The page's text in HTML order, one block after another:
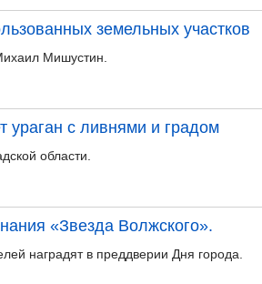
земельных участков
Мишустин.
ураган с ливнями и градом
области.
«Звезда Волжского».
наградят в преддверии Дня города.